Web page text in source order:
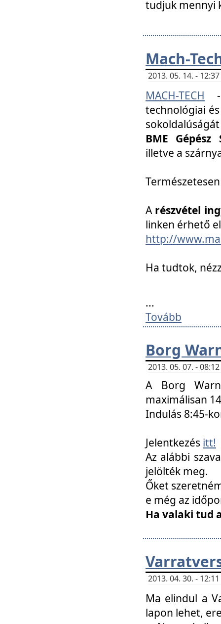
tudjuk mennyi
Mach-
2013. 05. 14. -
MACH-TECH
technológiai
BME
illetve a
A részvétel
linken érhető
http://
Ha tudtok,
...
Tovább
Borg
2013. 05. 07. -
A Borg
maximálisan
Indulás 8:45-
Jelentkezés itt!
Az alábbi
jelölték meg.
Őket
e még az
Ha valaki tud
2013. 04. 30. -
Ma elindul a
lapon lehet,